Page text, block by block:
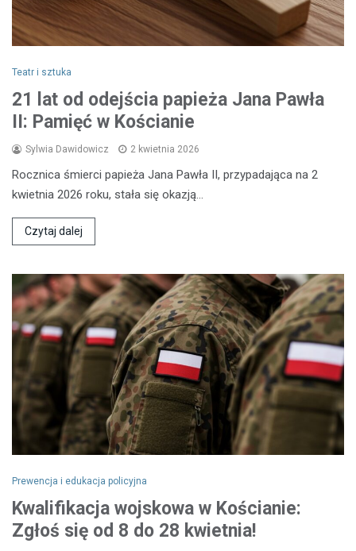
Teatr i sztuka
21 lat od odejścia papieża Jana Pawła
II: Pamięć w Kościanie
Sylwia Dawidowicz 2 kwietnia 2026
Rocznica śmierci papieża Jana Pawła II, przypadająca na 2
kwietnia 2026 roku, stała się okazją…
Czytaj dalej
Prewencja i edukacja policyjna
Kwalifikacja wojskowa w Kościanie:
Zgłoś się od 8 do 28 kwietnia!